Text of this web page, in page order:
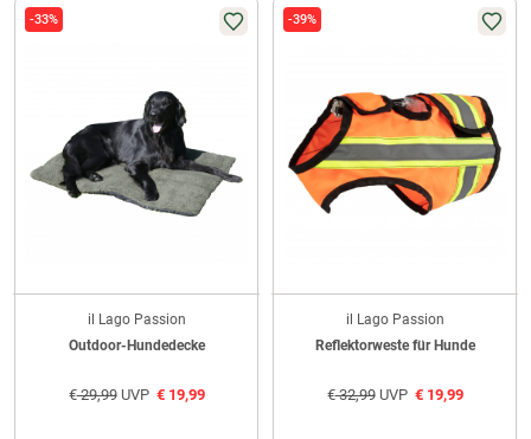
-33%
il Lago Passion
Outdoor-Hundedecke
€29,99UVP €19,99
-39%
il Lago Passion
Reflektorweste für Hunde
€32,99UVP €19,99